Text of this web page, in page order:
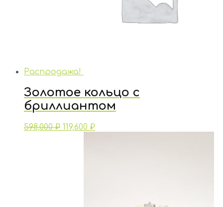
Распродажа!
Золотое кольцо с
бриллиантом
598,000₽ 119,600 ₽